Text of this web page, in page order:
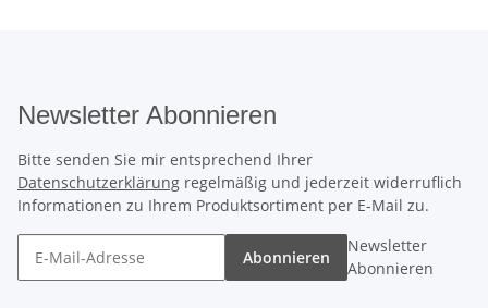
Newsletter Abonnieren
Bitte senden Sie mir entsprechend Ihrer
Datenschutzerklärung regelmäßig und jederzeit widerruflich
Informationen zu Ihrem Produktsortiment per E-Mail zu.
Abonnieren
Newsletter
Abonnieren